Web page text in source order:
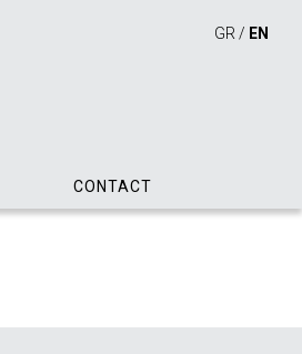
GR / EN
CONTACT